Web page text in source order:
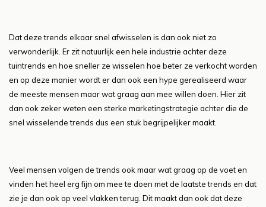
Dat deze trends elkaar snel afwisselen is dan ook niet zo
verwonderlijk. Er zit natuurlijk een hele industrie achter deze
tuintrends en hoe sneller ze wisselen hoe beter ze verkocht worden
en op deze manier wordt er dan ook een hype gerealiseerd waar
de meeste mensen maar wat graag aan mee willen doen. Hier zit
dan ook zeker weten een sterke marketingstrategie achter die de
snel wisselende trends dus een stuk begrijpelijker maakt.
Veel mensen volgen de trends ook maar wat graag op de voet en
vinden het heel erg fijn om mee te doen met de laatste trends en dat
zie je dan ook op veel vlakken terug. Dit maakt dan ook dat deze